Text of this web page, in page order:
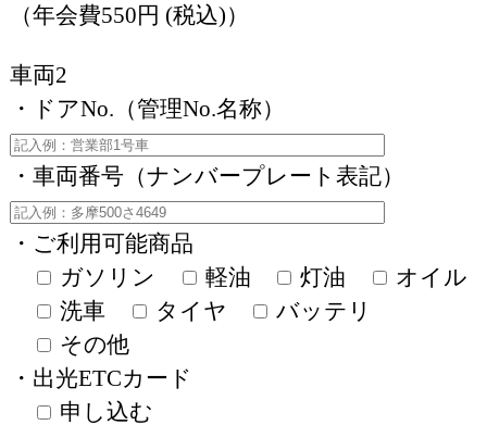
（年会費550円 (税込)）
車両2
・ドアNo.（管理No.名称）
・車両番号（ナンバープレート表記）
・ご利用可能商品
ガソリン
軽油 灯油
オイル
洗車
タイヤ
バッテリ
その他
・出光ETCカード
申し込む